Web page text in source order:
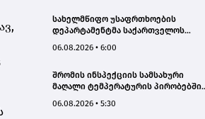
სახელმწიფო უსაფრთხოების
დეპარტამენტმა საქართველოს
საზიანოდ საბოტაჟის მუხლით
06.08.2026 • 6:00
შრომის ინსპექციის სამსახური
მაღალი ტემპერატურის პირობებში
მონიტორინგს მთელი ქვეყნის
06.08.2026 • 5:30